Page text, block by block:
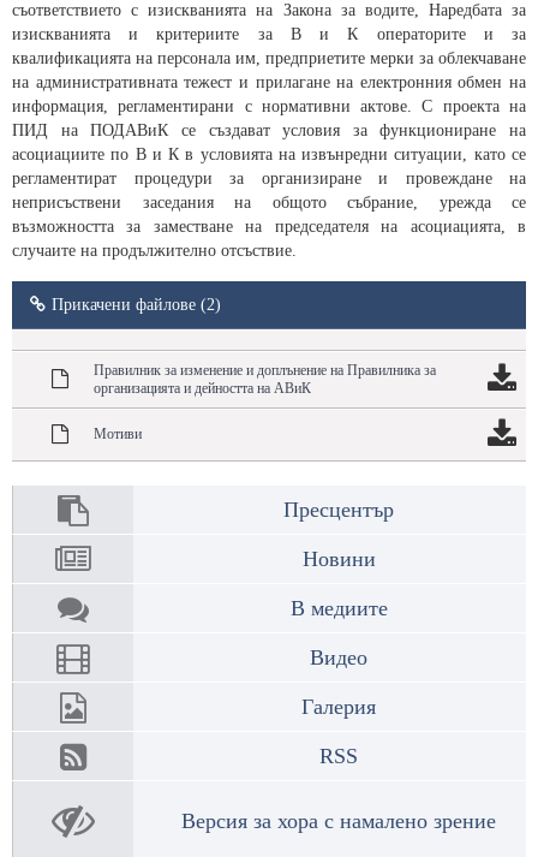
съответствието с изискванията на Закона за водите, Наредбата за
изискванията и критериите за В и К операторите и за
квалификацията на персонала им, предприетите мерки за облекчаване
на административната тежест и прилагане на електронния обмен на
информация, регламентирани с нормативни актове. С проекта на
ПИД на ПОДАВиК се създават условия за функциониране на
асоциациите по В и К в условията на извънредни ситуации, като се
регламентират процедури за организиране и провеждане на
неприсъствени заседания на общото събрание, урежда се
възможността за заместване на председателя на асоциацията, в
случаите на продължително отсъствие.
Прикачени файлове (2)
Правилник за изменение и доплънение на Правилника за
организацията и дейността на АВиК
Мотиви
Пресцентър
Новини
В медиите
Видео
Галерия
RSS
Версия за хора с намалено зрение